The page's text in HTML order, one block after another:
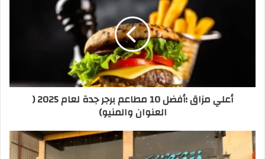
أعلي مزاق ؛أفضل 10 مطاعم برجر جدة لعام 2025 (
العنوان والمنيو)